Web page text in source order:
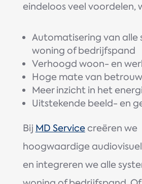
eindeloos veel voordelen,
Automatisering van alle
woning of bedrijfspand
Verhoogd woon- en
Hoge mate van
Meer inzicht in het
Uitstekende beeld- en
Bij MD Servicecreëren we
hoogwaardige
en integreren we alle